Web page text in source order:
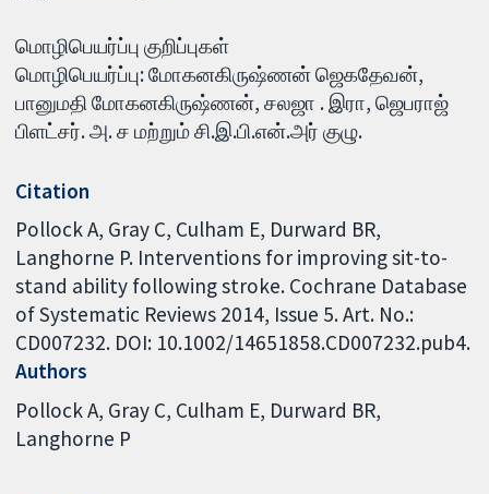
மொழிபெயர்ப்பு குறிப்புகள்
மொழிபெயர்ப்பு: மோகனகிருஷ்ணன் ஜெகதேவன்,
பானுமதி மோகனகிருஷ்ணன், சலஜா . இரா, ஜெபராஜ்
பிளட்சர். அ. ச மற்றும் சி.இ.பி.என்.அர் குழு.
Citation
Pollock A, Gray C, Culham E, Durward BR,
Langhorne P. Interventions for improving sit-to-
stand ability following stroke. Cochrane Database
of Systematic Reviews 2014, Issue 5. Art. No.:
CD007232. DOI: 10.1002/14651858.CD007232.pub4.
Authors
Pollock A Gray C Culham E Durward BR
Langhorne P